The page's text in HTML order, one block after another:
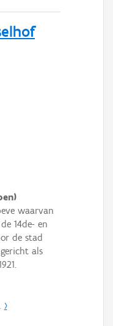
waarvan
14de- en
de stad
als
›